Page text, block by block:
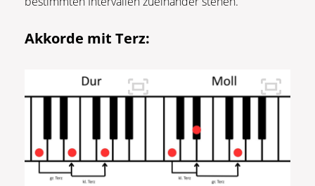
Akkorde mit Terz: